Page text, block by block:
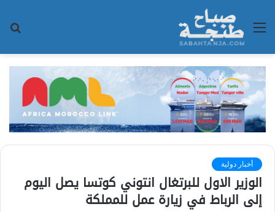
القائمة
أخبار دولية
الوزير الاول للبرتغال انتوني كوتسا يصل اليوم
إلى الرباط في زيارة عمل للمملكة